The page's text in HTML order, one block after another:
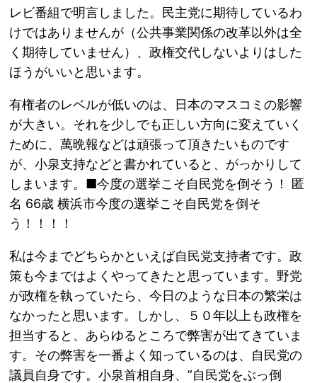
レビ番組で明言しました。民主党に期待しているわ
けではありませんが（公共事業関係の改革以外は全
く期待していません）、政権交代しないよりはした
ほうがいいと思います。
有権者のレベルが低いのは、日本のマスコミの影響
が大きい。それを少しでも正しい方向に変えていく
ために、萬晩報などは頑張って頂きたいものです
が、小泉支持などと書かれていると、がっかりして
しまいます。■今度の選挙こそ自民党を倒そう！ 匿
名 66歳 横浜市今度の選挙こそ自民党を倒そ
う！！！！
私は今までどちらかといえば自民党支持者です。政
策も今まではよくやってきたと思っています。野党
が政権を執っていたら、今日のような日本の繁栄は
なかったと思います。しかし、５０年以上も政権を
担当すると、あらゆるところで弊害が出てきていま
す。その弊害を一番よく知っているのは、自民党の
議員自身です。小泉首相自身、”自民党をぶっ倒